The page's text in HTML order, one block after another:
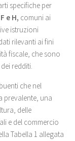
specifiche per
e H, comuni ai
istruzioni
rilevanti ai fini
fiscale, che sono
redditi.
che nel
prevalente, una
delle
e del commercio
Tabella 1 allegata